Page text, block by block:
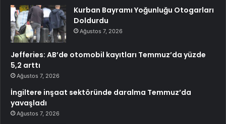
Kurban Bayramı Yoğunluğu Otogarları
Doldurdu
Ağustos 7, 2026
Jefferies: AB’de otomobil kayıtları Temmuz’da yüzde
5,2 arttı
Ağustos 7, 2026
İngiltere inşaat sektöründe daralma Temmuz’da
yavaşladı
Ağustos 7, 2026